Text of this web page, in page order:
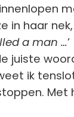
in haar
a man …’
juiste
ik
Met